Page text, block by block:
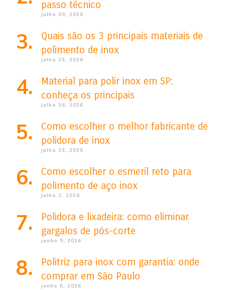
passo técnico
julho 30, 2026
Quais são os 3 principais materiais de
polimento de inox
julho 23, 2026
Material para polir inox em SP:
conheça os principais
julho 16, 2026
Como escolher o melhor fabricante de
polidora de inox
julho 13, 2026
Como escolher o esmeril reto para
polimento de aço inox
julho 2, 2026
Polidora e lixadeira: como eliminar
gargalos de pós-corte
junho 9, 2026
Politriz para inox com garantia: onde
comprar em São Paulo
junho 5, 2026